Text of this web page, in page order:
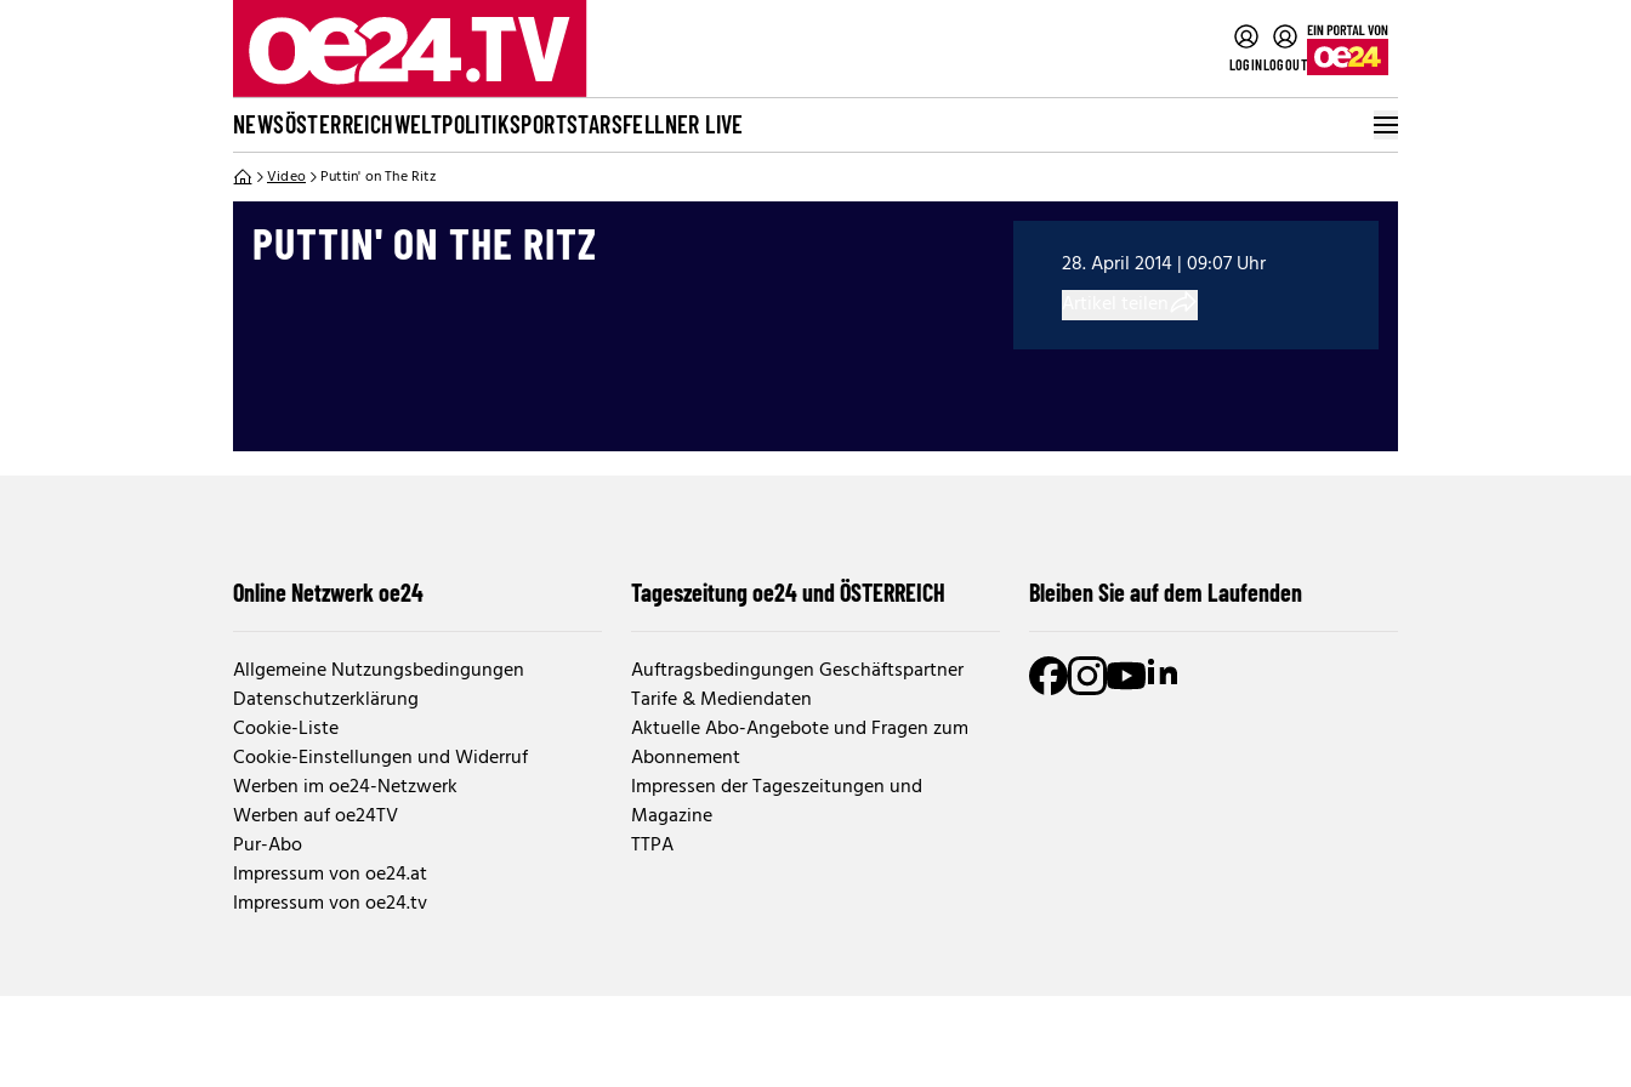
LOGINLOGOUT
NEWSÖSTERREICHWELTPOLITIKSPORTSTARSFELLNER LIVE
Video Puttin' on The Ritz
PUTTIN' ON THE RITZ
28. April 2014 | 09:07 Uhr
Online Netzwerk oe24
Allgemeine Nutzungsbedingungen
Datenschutzerklärung
Cookie-Liste
Cookie-Einstellungen und Widerruf
Werben im oe24-Netzwerk
Werben auf oe24TV
Pur-Abo
Impressum von oe24.at
Impressum von oe24.tv
Tageszeitung oe24 und ÖSTERREICH
Auftragsbedingungen Geschäftspartner
Tarife & Mediendaten
Aktuelle Abo-Angebote und Fragen zum
Abonnement
Impressen der Tageszeitungen und
Magazine
TTPA
Bleiben Sie auf dem Laufenden